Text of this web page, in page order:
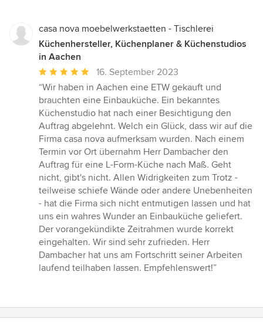
casa nova moebelwerkstaetten - Tischlerei
Küchenhersteller, Küchenplaner & Küchenstudios
in Aachen
Durchschnittliche
Bewertung:
5
von
5
Sternen
16. September 2023
“Wir haben in Aachen eine ETW gekauft und
brauchten eine Einbauküche. Ein bekanntes
Küchenstudio hat nach einer Besichtigung den
Auftrag abgelehnt. Welch ein Glück, dass wir auf die
Firma casa nova aufmerksam wurden. Nach einem
Termin vor Ort übernahm Herr Dambacher den
Auftrag für eine L-Form-Küche nach Maß. Geht
nicht, gibt's nicht. Allen Widrigkeiten zum Trotz -
teilweise schiefe Wände oder andere Unebenheiten
- hat die Firma sich nicht entmutigen lassen und hat
uns ein wahres Wunder an Einbauküche geliefert.
Der vorangekündikte Zeitrahmen wurde korrekt
eingehalten. Wir sind sehr zufrieden. Herr
Dambacher hat uns am Fortschritt seiner Arbeiten
laufend teilhaben lassen. Empfehlenswert!”